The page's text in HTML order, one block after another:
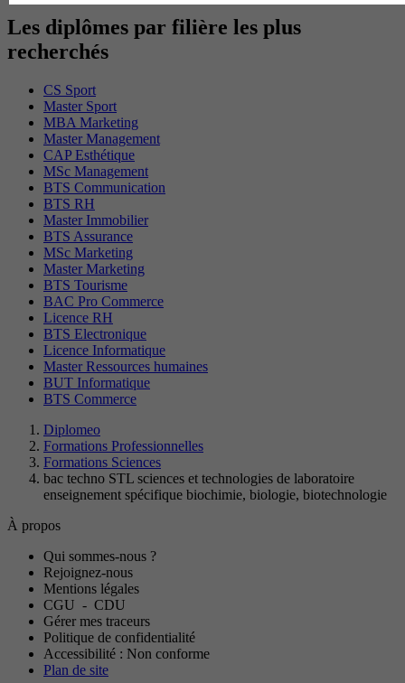
Les diplômes par filière les plus
recherchés
CS Sport
Master Sport
MBA Marketing
Master Management
CAP Esthétique
MSc Management
BTS Communication
BTS RH
Master Immobilier
BTS Assurance
MSc Marketing
Master Marketing
BTS Tourisme
BAC Pro Commerce
Licence RH
BTS Electronique
Licence Informatique
Master Ressources humaines
BUT Informatique
BTS Commerce
Diplomeo
Formations Professionnelles
Formations Sciences
bac techno STL sciences et technologies de laboratoire
enseignement spécifique biochimie, biologie, biotechnologie
À propos
Qui sommes-nous ?
Rejoignez-nous
Mentions légales
CGU - CDU
Gérer mes traceurs
Politique de confidentialité
Accessibilité : Non conforme
Plan de site